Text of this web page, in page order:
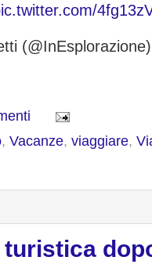
(@InEsplorazione)
, Vacanze, viaggiare,